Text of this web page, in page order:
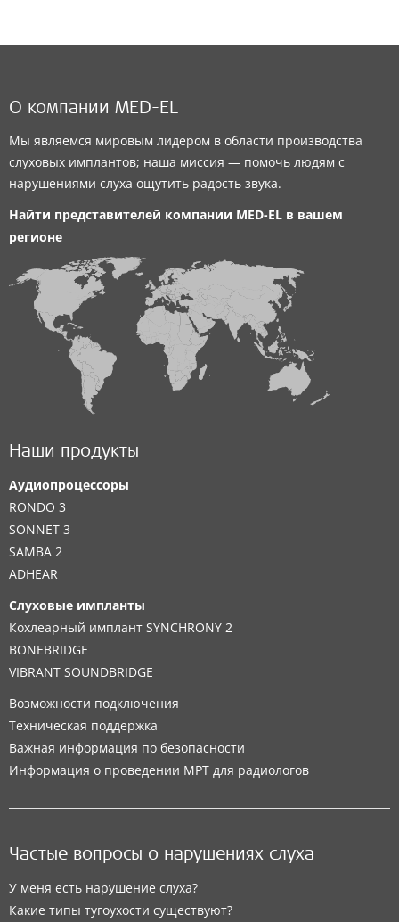
О компании MED-EL
Мы являемся мировым лидером в области производства
слуховых имплантов; наша миссия — помочь людям с
нарушениями слуха ощутить радость звука.
Найти представителей компании MED-EL в вашем
регионе
Наши продукты
Аудиопроцессоры
RONDO 3
SONNET 3
SAMBA 2
ADHEAR
Слуховые импланты
Кохлеарный имплант SYNCHRONY 2
BONEBRIDGE
VIBRANT SOUNDBRIDGE
Возможности подключения
Техническая поддержка
Важная информация по безопасности
Информация о проведении МРТ для радиологов
Частые вопросы о нарушениях слуха
У меня есть нарушение слуха?
Какие типы тугоухости существуют?